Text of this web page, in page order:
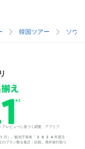
韓国ツアー ソウ
レビューに基づく調査。アプリブ
1月）。観光庁発表「2024年度主
プラン数を集計・比較。海外旅行取り